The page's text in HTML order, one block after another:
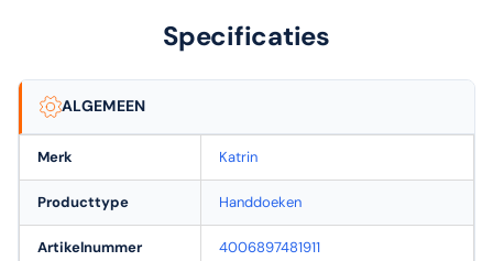
Specificaties
ALGEMEEN
Merk Katrin
Producttype Handdoeken
Artikelnummer 4006897481911